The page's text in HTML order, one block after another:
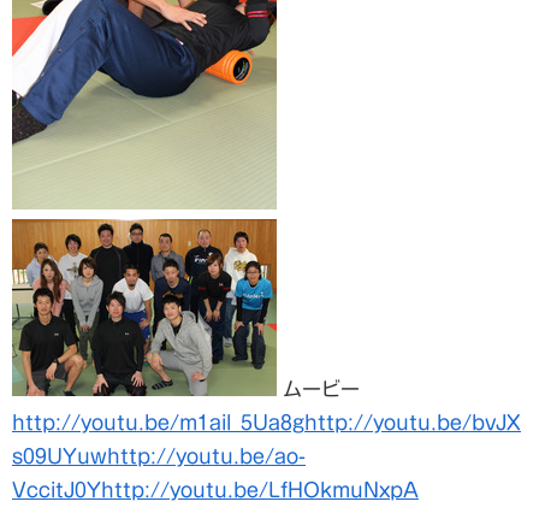
ムービー
http://youtu.be/m1ail_5Ua8ghttp://youtu.be/bvJX
s09UYuw http://youtu.be/ao-
VccitJ0Y http://youtu.be/LfHOkmuNxpA